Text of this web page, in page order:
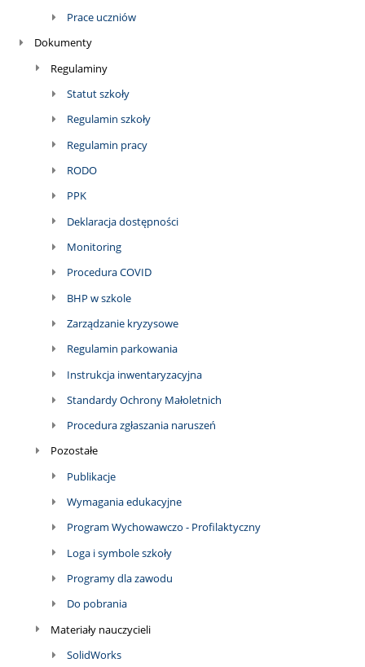
Prace uczniów
Dokumenty
Regulaminy
Statut szkoły
Regulamin szkoły
Regulamin pracy
RODO
PPK
Deklaracja dostępności
Monitoring
Procedura COVID
BHP w szkole
Zarządzanie kryzysowe
Regulamin parkowania
Instrukcja inwentaryzacyjna
Standardy Ochrony Małoletnich
Procedura zgłaszania naruszeń
Pozostałe
Publikacje
Wymagania edukacyjne
Program Wychowawczo - Profilaktyczny
Loga i symbole szkoły
Programy dla zawodu
Do pobrania
Materiały nauczycieli
SolidWorks